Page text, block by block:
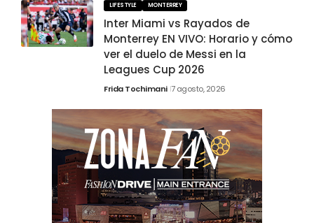
LIFESTYLE MONTERREY
Inter Miami vs Rayados de
Monterrey EN VIVO: Horario y cómo
ver el duelo de Messi en la
Leagues Cup 2026
Frida Tochimani 7 agosto, 2026